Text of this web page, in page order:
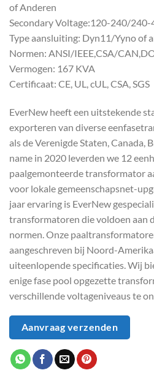
of Anderen
Secondary Voltage:120-240/
Type aansluiting: Dyn11/Yyno of
Normen: ANSI/IEEE,CSA/
Vermogen: 167 KVA
Certificaat: CE, UL, cUL, CSA, SGS
EverNew heeft een uitstekende
exporteren van diverse
als de Verenigde Staten, Canada,
name in 2020 leverden we 12
paalgemonteerde transformator
voor lokale gemeenschapsnet-
jaar ervaring is EverNew
transformatoren die voldoen aan
normen. Onze
aangeschreven bij Noord-
uiteenlopende specificaties. Wij
enige fase pool opgezette
verschillende voltageniveaus te
Aanvraag verzenden